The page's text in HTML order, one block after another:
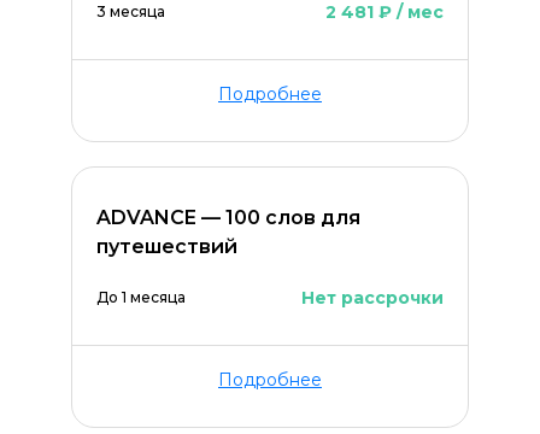
3 месяца 2 481 ₽ / мес
Подробнее
ADVANCE — 100 слов для
путешествий
До 1 месяца Нет рассрочки
Подробнее